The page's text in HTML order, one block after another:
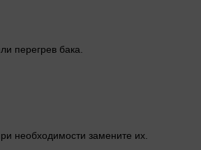
перегрев бака.
необходимости замените их.